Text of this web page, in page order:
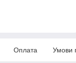
Оплата Умови